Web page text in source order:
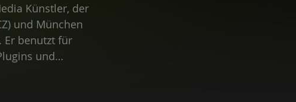
Künstler, der
und München
Er benutzt für
und